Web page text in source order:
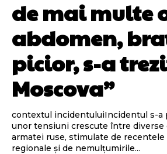
de mai multe
abdomen,
picior, s-a
Moscova”
contextul incidentuluiIncidentul s-a
unor tensiuni crescute între diverse
armatei ruse, stimulate de
regionale și de nemulțumirile...